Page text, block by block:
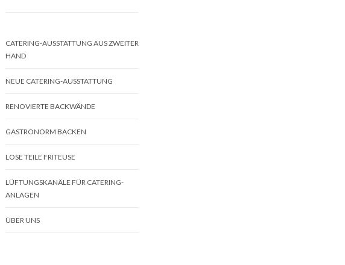
CATERING-AUSSTATTUNG AUS ZWEITER
HAND
NEUE CATERING-AUSSTATTUNG
RENOVIERTE BACKWÄNDE
GASTRONORM BACKEN
LOSE TEILE FRITEUSE
LÜFTUNGSKANÄLE FÜR CATERING-
ANLAGEN
ÜBER UNS